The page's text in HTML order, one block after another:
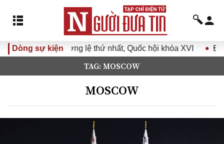
Dòng sự kiện
thứ nhất, Quốc hội khóa XVI Đưa Nghị quyết Đại hội
TAG: MOSCOW
MOSCOW